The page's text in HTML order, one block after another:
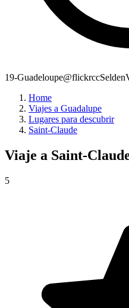
19-
Home
Viajes a Guadalupe
Lugares para descubrir
Saint-Claude
Viaje a Saint-
5